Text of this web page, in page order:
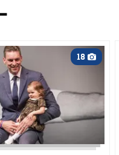
18
Camera icon